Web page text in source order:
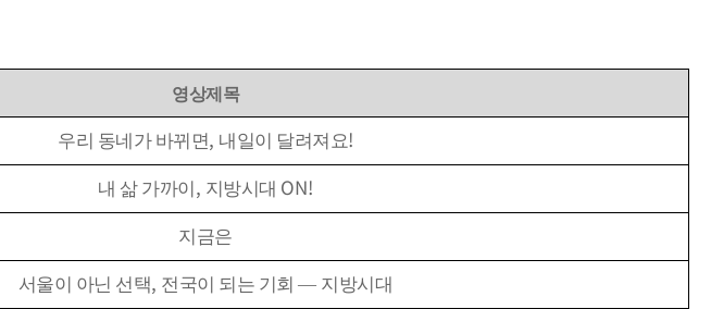
공지사항
입찰공고
협의회 브리프
보도자료
정책 자료실
협의회 캘린더
시도지사정책콘퍼런스
시도소개
영상제목
우리 동네가 바뀌면, 내일이 달려져요!
내 삶 가까이 , 지방시대 ON!
지금은
서울이 아닌 선택, 전국이 되는 기회— 지방시대